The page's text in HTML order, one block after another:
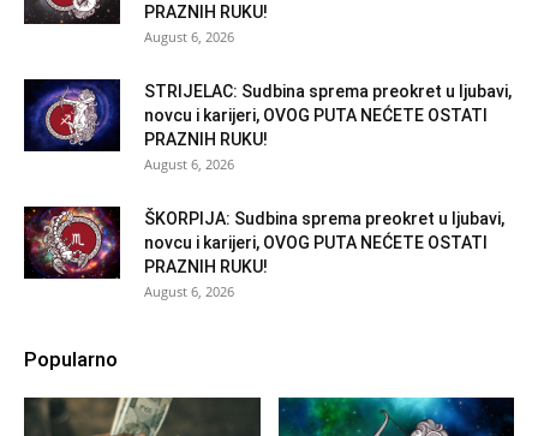
PRAZNIH RUKU!
August 6, 2026
STRIJELAC: Sudbina sprema preokret u ljubavi,
novcu i karijeri, OVOG PUTA NEĆETE OSTATI
PRAZNIH RUKU!
August 6, 2026
ŠKORPIJA: Sudbina sprema preokret u ljubavi,
novcu i karijeri, OVOG PUTA NEĆETE OSTATI
PRAZNIH RUKU!
August 6, 2026
Popularno